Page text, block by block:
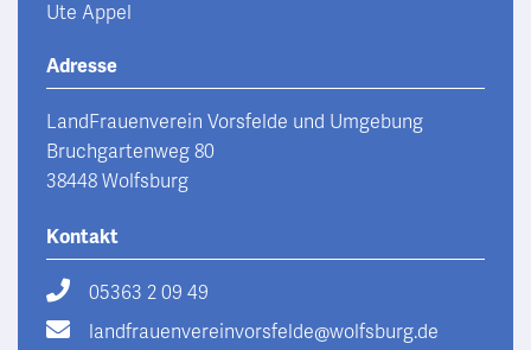
Ute Appel
Adresse
LandFrauenverein Vorsfelde und Umgebung
Bruchgartenweg 80
38448 Wolfsburg
Kontakt
05363 2 09 49
landfrauenvereinvorsfelde@wolfsburg.de